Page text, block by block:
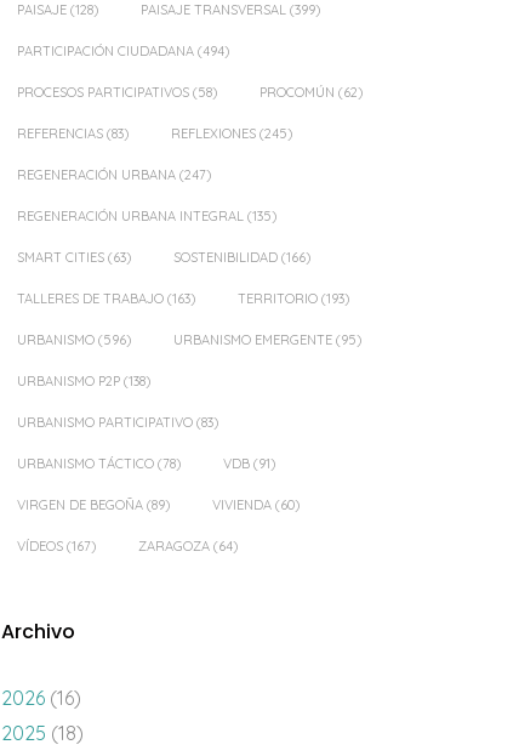
PAISAJE (128) PAISAJE TRANSVERSAL (399)
PARTICIPACIÓN CIUDADANA (494)
PROCESOS PARTICIPATIVOS (58) PROCOMÚN (62)
REFERENCIAS (83) REFLEXIONES (245)
REGENERACIÓN URBANA (247)
REGENERACIÓN URBANA INTEGRAL (135)
SMART CITIES (63) SOSTENIBILIDAD (166)
TALLERES DE TRABAJO (163) TERRITORIO (193)
URBANISMO (596) URBANISMO EMERGENTE (95)
URBANISMO P2P (138)
URBANISMO PARTICIPATIVO (83)
URBANISMO TÁCTICO (78) VDB (91)
VIRGEN DE BEGOÑA (89) VIVIENDA (60)
VÍDEOS (167) ZARAGOZA (64)
Archivo
2026 (16)
2025 (18)